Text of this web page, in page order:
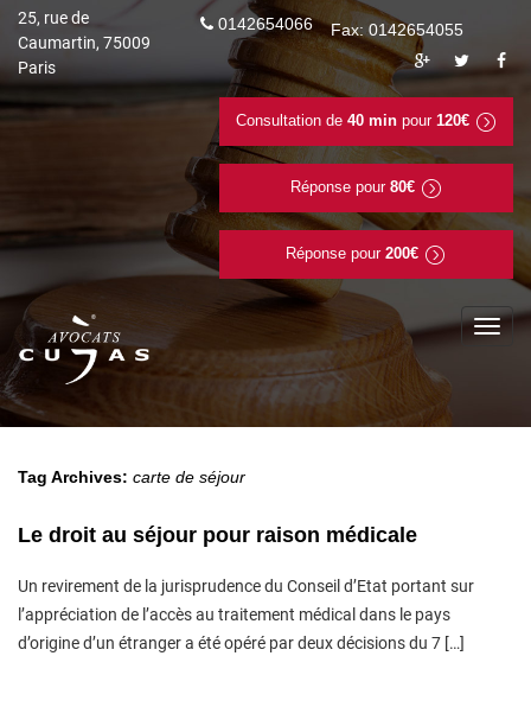
25, rue de
Caumartin, 75009
Paris
0142654066 Fax: 0142654055
Consultation de 40 minpour 120€
Réponse pour 80€
Réponse pour 200€
Tag Archives: carte de séjour
Le droit au séjour pour raison médicale
Un revirement de la jurisprudence du Conseil d’Etat portant sur
l’appréciation de l’accès au traitement médical dans le pays
d’origine d’un étranger a été opéré par deux décisions du 7 […]